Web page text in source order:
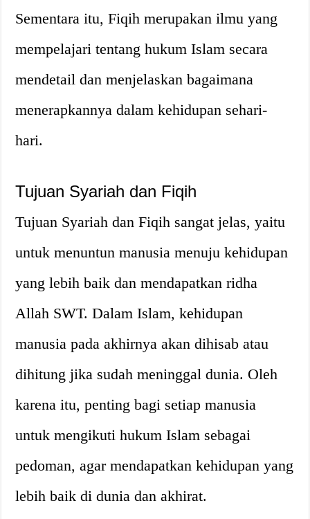
Sementara itu, Fiqih merupakan ilmu yang
mempelajari tentang hukum Islam secara
mendetail dan menjelaskan bagaimana
menerapkannya dalam kehidupan sehari-
hari.
Tujuan Syariah dan Fiqih
Tujuan Syariah dan Fiqih sangat jelas, yaitu
untuk menuntun manusia menuju kehidupan
yang lebih baik dan mendapatkan ridha
Allah SWT. Dalam Islam, kehidupan
manusia pada akhirnya akan dihisab atau
dihitung jika sudah meninggal dunia. Oleh
karena itu, penting bagi setiap manusia
untuk mengikuti hukum Islam sebagai
pedoman, agar mendapatkan kehidupan yang
lebih baik di dunia dan akhirat.